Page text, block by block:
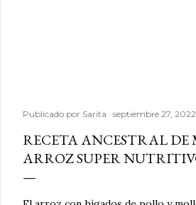
Publicado por Sarita septiembre 27, 2022
RECETA ANCESTRAL DE
ARROZ SUPER